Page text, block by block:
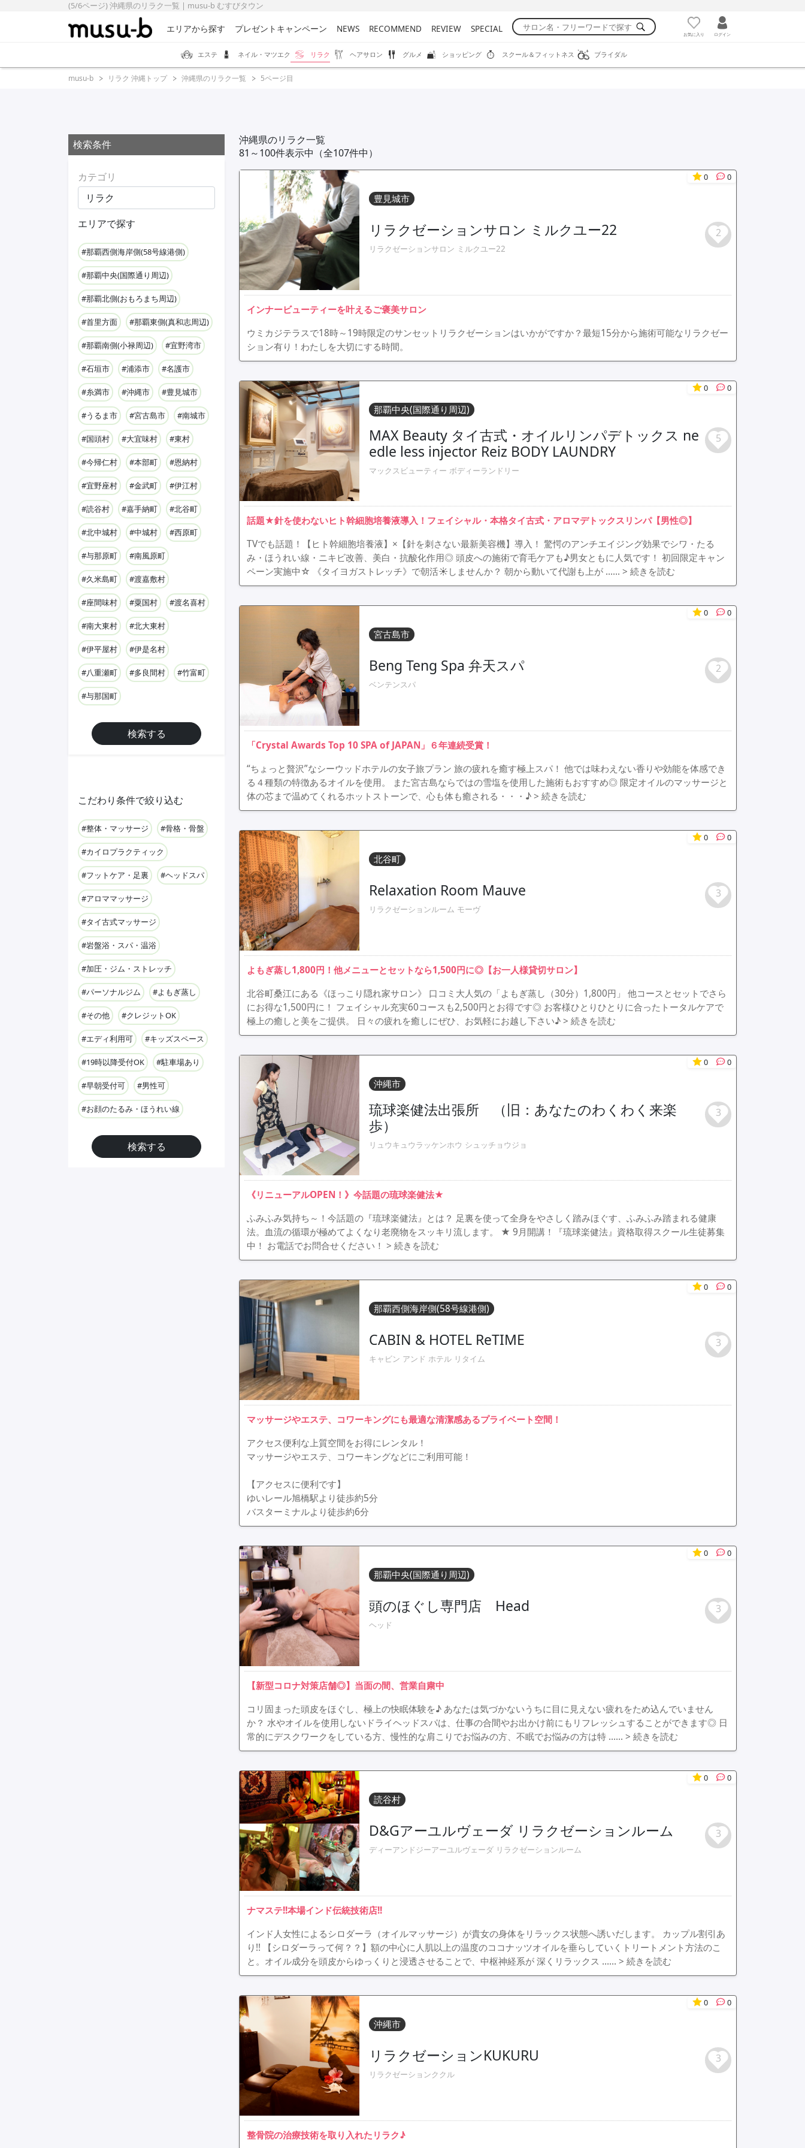
(5/6ページ) 沖縄県のリラク一覧 | musu-b むすびタウン
エリアから探す プレゼントキャンペーン NEWS RECOMMEND REVIEW SPECIAL お気に入り ログイン
エステ ネイル・マツエク リラク ヘアサロン グルメ ショッピング スクール＆フィットネス ブライダル
musu-b リラク 沖縄トップ 沖縄県のリラク一覧 5ページ目
検索条件
カテゴリ
エリアで探す
#那覇西側海岸側(58号線港側)
#那覇中央(国際通り周辺)
#那覇北側(おもろまち周辺)
#首里方面 #那覇東側(真和志周辺)
#那覇南側(小禄周辺) #宜野湾市
#石垣市 #浦添市 #名護市
#糸満市 #沖縄市 #豊見城市
#うるま市 #宮古島市 #南城市
#国頭村 #大宜味村 #東村
#今帰仁村 #本部町 #恩納村
#宜野座村 #金武町 #伊江村
#読谷村 #嘉手納町 #北谷町
#北中城村 #中城村 #西原町
#与那原町 #南風原町
#久米島町 #渡嘉敷村
#座間味村 #粟国村 #渡名喜村
#南大東村 #北大東村
#伊平屋村 #伊是名村
#八重瀬町 #多良間村 #竹富町
#与那国町
検索する
こだわり条件で絞り込む
#整体・マッサージ #骨格・骨盤
#カイロプラクティック
#フットケア・足裏 #ヘッドスパ
#アロママッサージ
#タイ古式マッサージ
#岩盤浴・スパ・温浴
#加圧・ジム・ストレッチ
#パーソナルジム #よもぎ蒸し
#その他 #クレジットOK
#エディ利用可 #キッズスペース
#19時以降受付OK #駐車場あり
#早朝受付可 #男性可
#お顔のたるみ・ほうれい線
検索する
沖縄県のリラク一覧
81～100件表示中（全107件中）
豊見城市
0 0
リラクゼーションサロン ミルクユー22
リラクゼーションサロン ミルクユー22
2
インナービューティーを叶えるご褒美サロン
ウミカジテラスで18時～19時限定のサンセットリラクゼーションはいかがですか？最短15分から施術可能なリラクゼー
ション有り！わたしを大切にする時間。
那覇中央(国際通り周辺)
0 0
MAX Beauty タイ古式・オイルリンパデトックス ne
edle less injector Reiz BODY LAUNDRY
マックスビューティー ボディーランドリー
5
話題★針を使わないヒト幹細胞培養液導入！フェイシャル・本格タイ古式・アロマデトックスリンパ【男性◎】
TVでも話題！【ヒト幹細胞培養液】×【針を刺さない最新美容機】導入！ 驚愕のアンチエイジング効果でシワ・たる
み・ほうれい線・ニキビ改善、美白・抗酸化作用◎ 頭皮への施術で育毛ケアも♪男女ともに人気です！ 初回限定キャン
ペーン実施中☆ 《タイヨガストレッチ》で朝活☀しませんか？ 朝から動いて代謝も上が …… > 続きを読む
宮古島市
0 0
Beng Teng Spa 弁天スパ
ベンテンスパ
2
「Crystal Awards Top 10 SPA of JAPAN」６年連続受賞！
“ちょっと贅沢”なシーウッドホテルの女子旅プラン 旅の疲れを癒す極上スパ！ 他では味わえない香りや効能を体感でき
る４種類の特徴あるオイルを使用。 また宮古島ならではの雪塩を使用した施術もおすすめ◎ 限定オイルのマッサージと
体の芯まで温めてくれるホットストーンで、心も体も癒される・・・♪> 続きを読む
北谷町
0 0
Relaxation Room Mauve
リラクゼーションルーム モーヴ
3
よもぎ蒸し1,800円！他メニューとセットなら1,500円に◎【お一人様貸切サロン】
北谷町桑江にある《ほっこり隠れ家サロン》 口コミ大人気の「よもぎ蒸し（30分）1,800円」 他コースとセットでさら
にお得な1,500円に！ フェイシャル充実60コースも2,500円とお得です◎ お客様ひとりひとりに合ったトータルケアで
極上の癒しと美をご提供。 日々の疲れを癒しにぜひ、お気軽にお越し下さい♪> 続きを読む
沖縄市
0 0
琉球楽健法出張所 （旧：あなたのわくわく来楽
歩）
リュウキュウラッケンホウ シュッチョウジョ
3
《リニューアルOPEN！》今話題の琉球楽健法★
ふみふみ気持ち～！今話題の『琉球楽健法』とは？ 足裏を使って全身をやさしく踏みほぐす、ふみふみ踏まれる健康
法。血流の循環が極めてよくなり老廃物をスッキリ流します。 ★ 9月開講！『琉球楽健法』資格取得スクール生徒募集
中！ お電話でお問合せください！ > 続きを読む
那覇西側海岸側(58号線港側)
0 0
CABIN & HOTEL ReTIME
キャビン アンド ホテル リタイム
3
マッサージやエステ、コワーキングにも最適な清潔感あるプライベート空間！
アクセス便利な上質空間をお得にレンタル！
マッサージやエステ、コワーキングなどにご利用可能！
【アクセスに便利です】
ゆいレール旭橋駅より徒歩約5分
バスターミナルより徒歩約6分
那覇中央(国際通り周辺)
0 0
頭のほぐし専門店 Head
ヘッド
3
【新型コロナ対策店舗◎】当面の間、営業自粛中
コリ固まった頭皮をほぐし、極上の快眠体験を♪ あなたは気づかないうちに目に見えない疲れをため込んでいません
か？ 水やオイルを使用しないドライヘッドスパは、仕事の合間やお出かけ前にもリフレッシュすることができます◎ 日
常的にデスクワークをしている方、慢性的な肩こりでお悩みの方、不眠でお悩みの方は特 …… > 続きを読む
読谷村
0 0
D&Gアーユルヴェーダ リラクゼーションルーム
ディーアンドジーアーユルヴェーダ リラクゼーションルーム
3
ナマステ!!本場インド伝統技術店!!
インド人女性によるシロダーラ（オイルマッサージ）が貴女の身体をリラックス状態へ誘いだします。 カップル割引あ
り!! 【シロダーラって何？？】額の中心に人肌以上の温度のココナッツオイルを垂らしていくトリートメント方法のこ
と。オイル成分を頭皮からゆっくりと浸透させることで、中枢神経系が 深くリラックス …… > 続きを読む
沖縄市
0 0
リラクゼーションKUKURU
リラクゼーションククル
3
整骨院の治療技術を取り入れたリラク♪